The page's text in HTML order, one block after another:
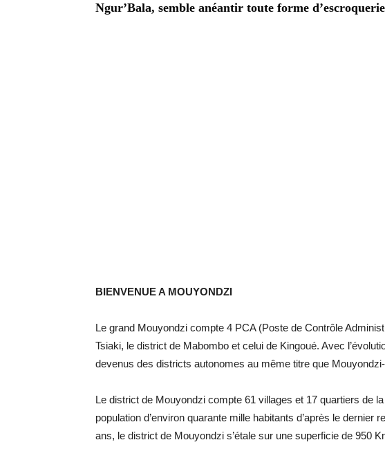
Ngur’Bala, semble anéantir toute forme
BIENVENUE A MOUYONDZI
Le grand Mouyondzi compte 4 PCA (Poste de Contrôle
Tsiaki, le district de Mabombo et celui de Kingoué. Avec
devenus des districts autonomes au même titre que
Le district de Mouyondzi compte 61 villages et 17 quartiers de
population d’environ quarante mille habitants d’après le dernier
ans, le district de Mouyondzi s’étale sur une superficie de 950